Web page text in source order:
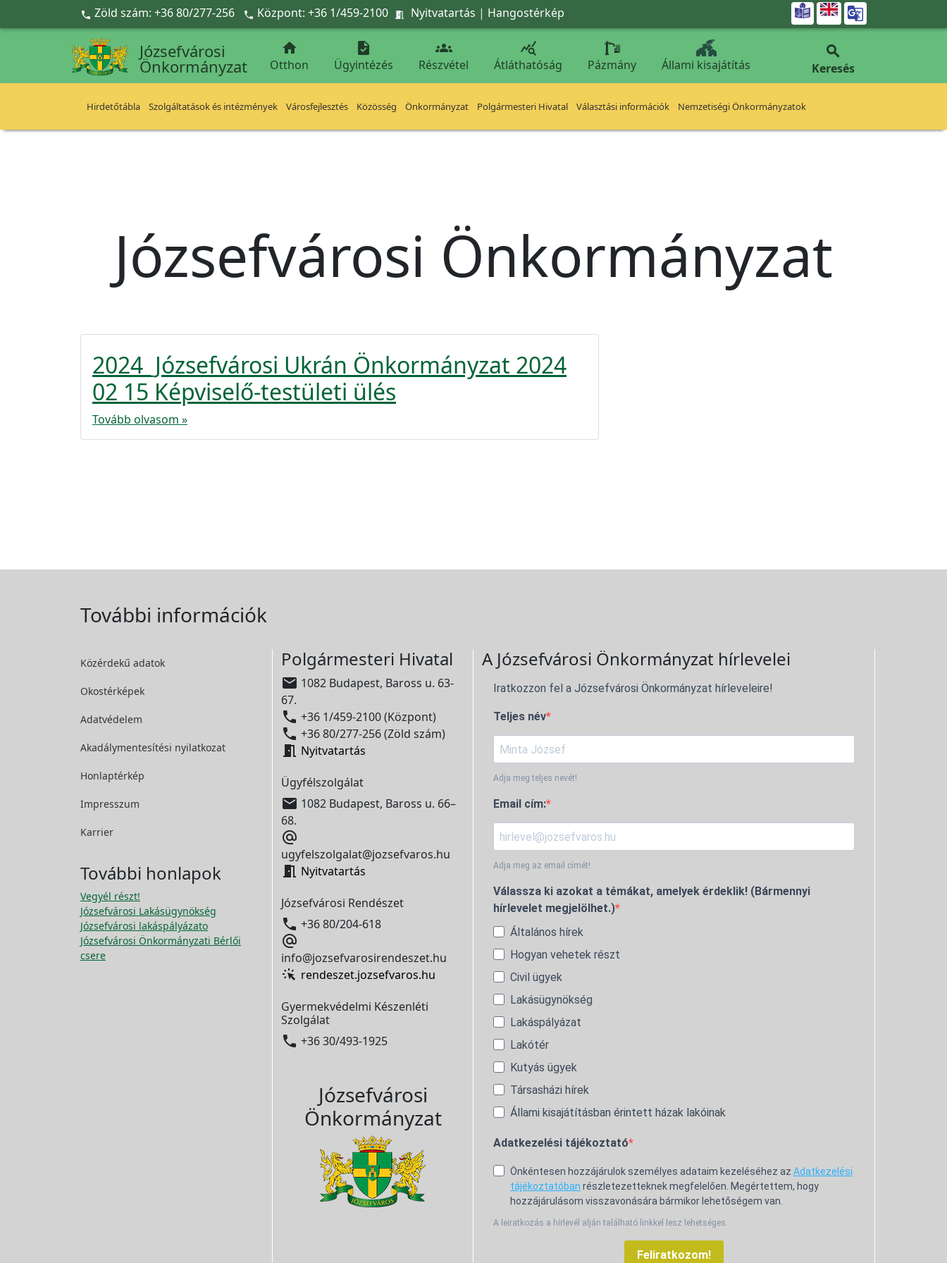
Ugrás a fő tartalomra
 Zöld szám: +36 80/277-256  Központ: +36 1/459-2100  Nyitvatartás | Hangostérkép 
Józsefvárosi
Önkormányzat

Otthon

Ügyintézés

Részvétel

Átláthatóság Pázmány Állami kisajátítás

Keresés
Hirdetőtábla Szolgáltatások és intézmények Városfejlesztés Közösség Önkormányzat Polgármesteri Hivatal Választási információk Nemzetiségi Önkormányzatok
Józsefvárosi Önkormányzat
2024_Józsefvárosi Ukrán Önkormányzat 2024
02 15 Képviselő-testületi ülés
Tovább olvasom »
További információk
Közérdekű adatok
Okostérképek
Adatvédelem
Akadálymentesítési nyilatkozat
Honlaptérkép
Impresszum
Karrier
További honlapok
Vegyél részt!
Józsefvárosi Lakásügynökség
Józsefvárosi lakáspályázato
Józsefvárosi Önkormányzati Bérlői
csere
Polgármesteri Hivatal
 1082 Budapest, Baross u. 63-
67.
 +36 1/459-2100 (Központ)
 +36 80/277-256 (Zöld szám)
 Nyitvatartás
Ügyfélszolgálat
 1082 Budapest, Baross u. 66–
68.

ugyfelszolgalat@jozsefvaros.hu
 Nyitvatartás
Józsefvárosi Rendészet
 +36 80/204-618

info@jozsefvarosirendeszet.hu
rendeszet.jozsefvaros.hu
Gyermekvédelmi Készenléti
Szolgálat
 +36 30/493-1925
Józsefvárosi
Önkormányzat
A Józsefvárosi Önkormányzat hírlevelei
Iratkozzon fel a Józsefvárosi Önkormányzat hírleveleire!
Teljes név
Adja meg teljes nevét!
Email cím:
Adja meg az email címét!
Válassza ki azokat a témákat, amelyek érdeklik! (Bármennyi
hírlevelet megjelölhet.)
Általános hírek
Hogyan vehetek részt
Civil ügyek
Lakásügynökség
Lakáspályázat
Lakótér
Kutyás ügyek
Társasházi hírek
Állami kisajátításban érintett házak lakóinak
Adatkezelési tájékoztató
Önkéntesen hozzájárulok személyes adataim kezeléséhez az Adatkezelési
tájékoztatóban részletezetteknek megfelelően. Megértettem, hogy
hozzájárulásom visszavonására bármikor lehetőségem van.
A leiratkozás a hírlevél alján található linkkel lesz lehetséges.
Feliratkozom!